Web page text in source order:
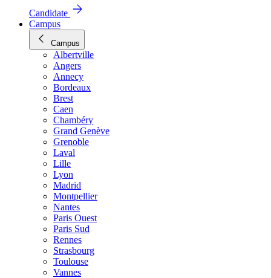
Candidate
Campus
Campus
Albertville
Angers
Annecy
Bordeaux
Brest
Caen
Chambéry
Grand Genève
Grenoble
Laval
Lille
Lyon
Madrid
Montpellier
Nantes
Paris Ouest
Paris Sud
Rennes
Strasbourg
Toulouse
Vannes